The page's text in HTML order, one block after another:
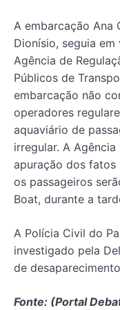
A embarcação Ana
Dionísio, seguia
Agência de
Públicos de
embarcação não
operadores
aquaviário de
irregular. A
apuração dos fatos
os passageiros
Boat, durante a
A Polícia Civil do
investigado pela
de
Fonte: (Portal